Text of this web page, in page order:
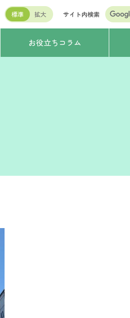
標準 拡大 サイト内検索
お役立ちコラム